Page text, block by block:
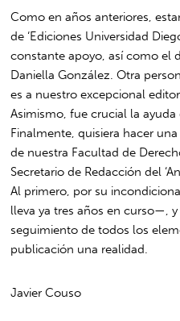
Como en años anteriores,
de ‘Ediciones Universidad
constante apoyo, así como el
Daniella González. Otra
es a nuestro excepcional
Asimismo, fue crucial la ayuda
Finalmente, quisiera hacer
de nuestra Facultad de
Secretario de Redacción del
Al primero, por su
lleva ya tres años en curso—,
seguimiento de todos los
publicación una realidad.
Javier Couso